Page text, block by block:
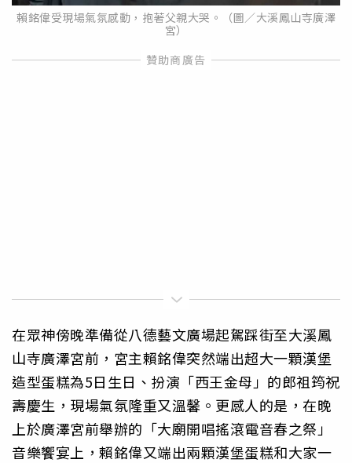
賴銘偉受現場氣氛感動，抱著父親大哭。（圖／大溪鳳山寺廣澤
宮）
在眾神傍晚準備從八德藝文廣場起駕踩街至大溪鳳
山寺廣澤宮前，宮主賴銘偉突然端出超大一顆漢堡
造型蛋糕為5日生日、扮演「西王金母」的郎祖筠祝
壽慶生，現場氣氛隆重又溫馨。更感人的是，在晚
上於廣澤宮前舉辦的「大廟開唱搖滾電音春之祭」
音樂饗宴上，賴銘偉又端出兩顆漢堡蛋糕和大家一